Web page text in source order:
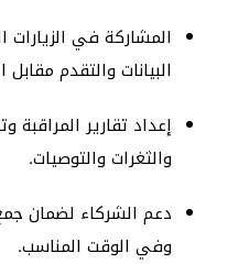
المشاركة في الزيارات
البيانات والتقدم
إعداد تقارير
والثغرات والتوصيات.
دعم الشركاء لضمان جمع
وفي الوقت المناسب.